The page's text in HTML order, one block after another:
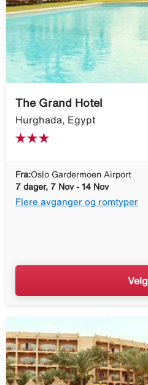
The Grand Hotel
Hurghada, Egypt
Fra:Oslo Gardermoen Airport
7 dager, 7 Nov - 14 Nov
Flere avganger og romtyper
Velg